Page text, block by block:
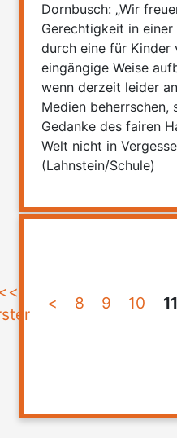
Dornbusch: „Wir
Gerechtigkeit in
durch eine für Kinder
eingängige Weise
wenn derzeit leider
Medien beherrschen,
Gedanke des fairen
Welt nicht in
(Lahnstein/Schule)
< 8 9 10 11